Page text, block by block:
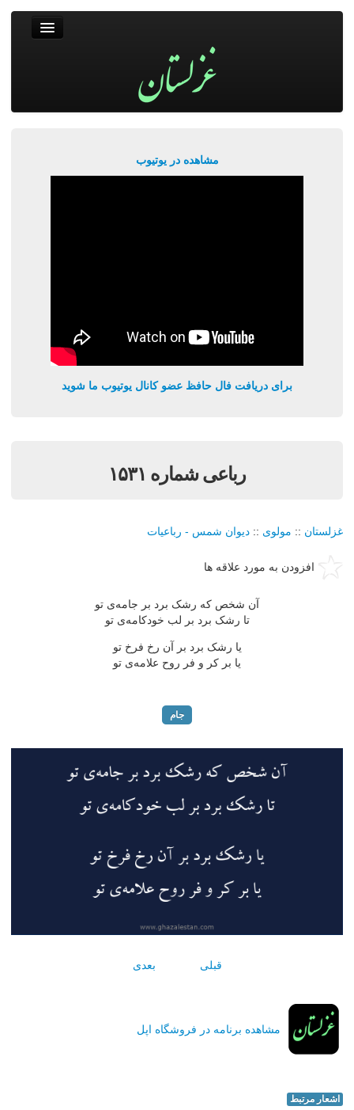
مشاهده در یوتیوب
برای دریافت فال حافظ عضو کانال یوتیوب ما شوید
رباعی شماره ۱۵۳۱
غزلستان :: مولوی :: دیوان شمس - رباعیات
افزودن به مورد علاقه ها
آن شخص که رشک برد بر جامه‌ی تو
تا رشک برد بر لب خودکامه‌ی تو
یا رشک برد بر آن رخ فرخ تو
یا بر کر و فر روح علامه‌ی تو
جام
قبلی بعدی
مشاهده برنامه در فروشگاه اپل
اشعار مرتبط